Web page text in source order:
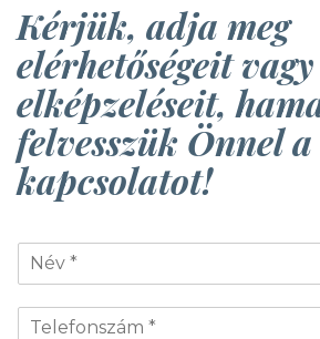
Kérjük, adja meg
elérhetőségeit
elképzeléseit,
felvesszük Önnel a
kapcsolatot!